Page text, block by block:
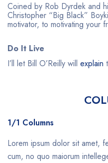
Coined by Rob Dyrdek and
Christopher “Big Black”
motivator, to motivating your
Do It Live
I’ll let Bill O’Reilly will explain
1/1 Columns
Lorem ipsum dolor sit amet,
cum, no quo maiorum